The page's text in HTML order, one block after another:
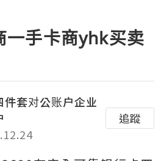
一手卡商yhk买卖
件套对公账户企业
追蹤